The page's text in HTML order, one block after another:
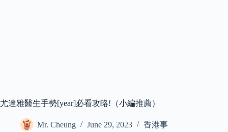
尤達雅醫生手勢[year]必看攻略!（小編推薦）
Mr. Cheung June 29, 2023 香港事